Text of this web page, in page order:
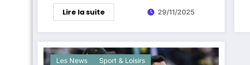
Castro
Lire la suite 29/11/2025
Les News Sport & Loisirs